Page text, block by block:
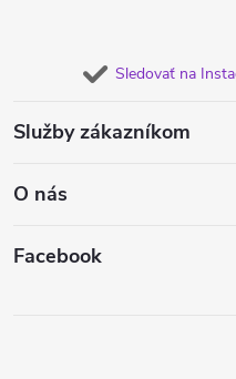
Sledovať na
Služby zákazníkom
O nás
Facebook